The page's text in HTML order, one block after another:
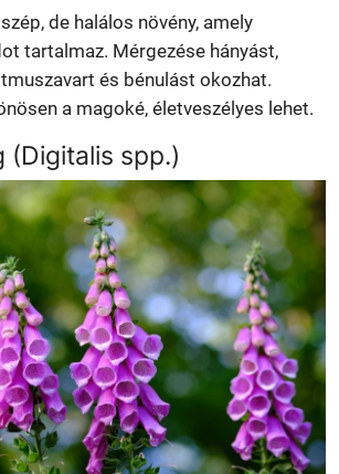
de halálos növény, amely
tartalmaz. Mérgezése hányást,
és bénulást okozhat.
a magoké, életveszélyes lehet.
(Digitalis spp.)